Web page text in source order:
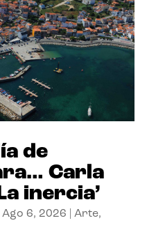
de
Carla
inercia’
Ago 6, 2026 Arte,